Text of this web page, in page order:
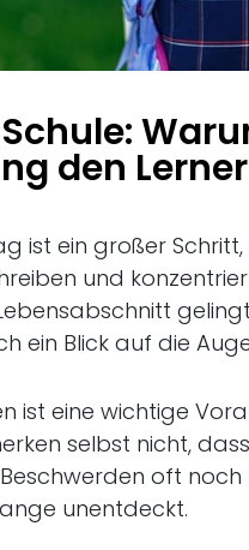
den
ist ein großer
und
ein Blick auf die
ist eine wichtige
selbst nicht,
oft
unentdeckt.